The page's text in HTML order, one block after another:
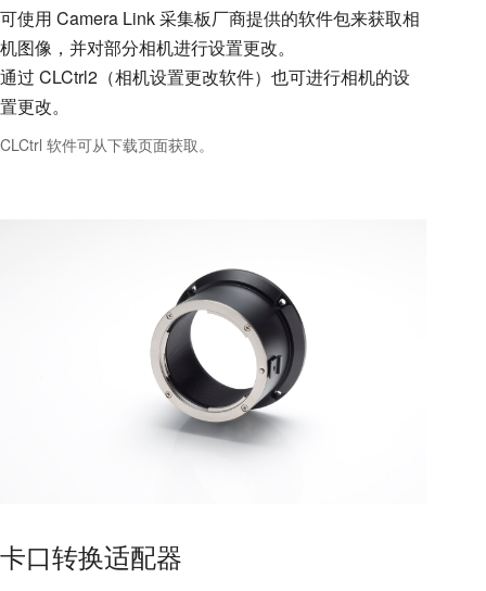
可使用 Camera Link 采集板厂商提供的软件包来获取相
机图像，并对部分相机进行设置更改。
通过 CLCtrl2（相机设置更改软件）也可进行相机的设
置更改。
CLCtrl 软件可从下载页面获取。
卡口转换适配器